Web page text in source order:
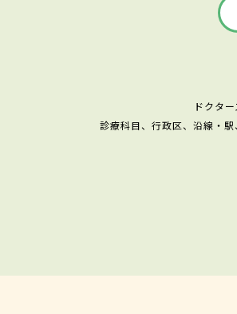
ドクタ
診療科目、行政区、沿線・